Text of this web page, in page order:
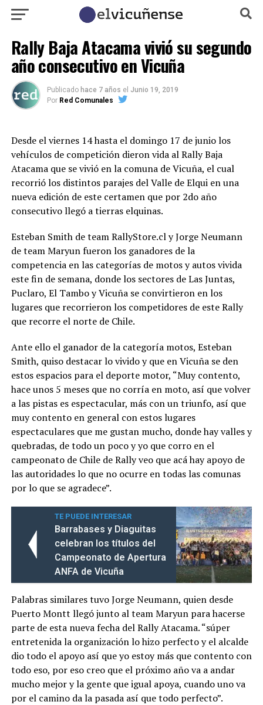
Rally Baja Atacama vivió su segundo
año consecutivo en Vicuña
Publicado hace 7 años el Junio 19, 2019
Por Red Comunales
Desde el viernes 14 hasta el domingo 17 de junio los
vehículos de competición dieron vida al Rally Baja
Atacama que se vivió en la comuna de Vicuña, el cual
recorrió los distintos parajes del Valle de Elqui en una
nueva edición de este certamen que por 2do año
consecutivo llegó a tierras elquinas.
Esteban Smith de team RallyStore.cl y Jorge Neumann
de team Maryun fueron los ganadores de la
competencia en las categorías de motos y autos vivida
este fin de semana, donde los sectores de Las Juntas,
Puclaro, El Tambo y Vicuña se convirtieron en los
lugares que recorrieron los competidores de este Rally
que recorre el norte de Chile.
Ante ello el ganador de la categoría motos, Esteban
Smith, quiso destacar lo vivido y que en Vicuña se den
estos espacios para el deporte motor, “Muy contento,
hace unos 5 meses que no corría en moto, así que volver
a las pistas es espectacular, más con un triunfo, así que
muy contento en general con estos lugares
espectaculares que me gustan mucho, donde hay valles y
quebradas, de todo un poco y yo que corro en el
campeonato de Chile de Rally veo que acá hay apoyo de
las autoridades lo que no ocurre en todas las comunas
por lo que se agradece”.
TE PUEDE INTERESAR
Barrabases y Diaguitas
celebran los títulos del
Campeonato de Apertura
ANFA de Vicuña
Palabras similares tuvo Jorge Neumann, quien desde
Puerto Montt llegó junto al team Maryun para hacerse
parte de esta nueva fecha del Rally Atacama. “súper
entretenida la organización lo hizo perfecto y el alcalde
dio todo el apoyo así que yo estoy más que contento con
todo eso, por eso creo que el próximo año va a andar
mucho mejor y la gente que igual apoya, cuando uno va
por el camino da la pasada así que todo perfecto”.